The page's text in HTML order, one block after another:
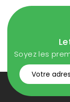
Soyez les